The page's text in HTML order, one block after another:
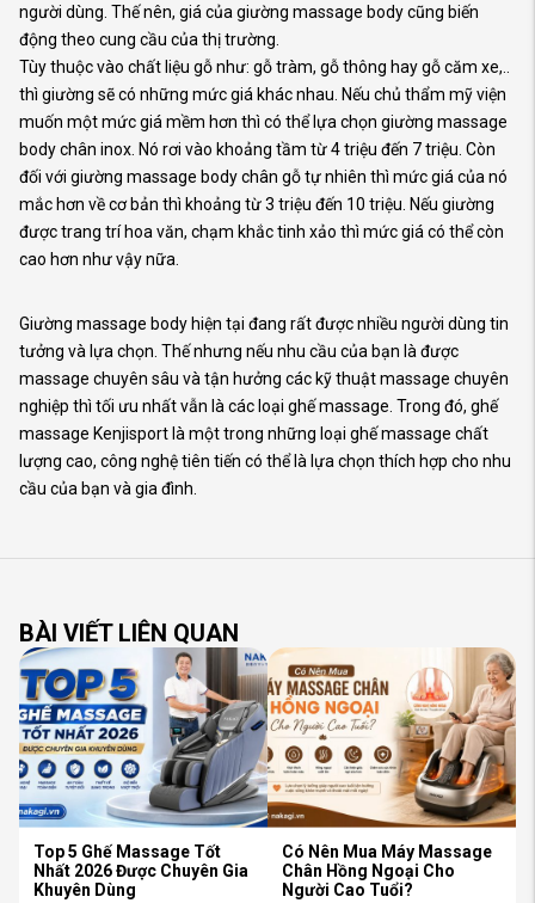
người dùng. Thế nên, giá của giường massage body cũng biến
động theo cung cầu của thị trường.
Tùy thuộc vào chất liệu gỗ như: gỗ tràm, gỗ thông hay gỗ căm xe,..
thì giường sẽ có những mức giá khác nhau. Nếu chủ thẩm mỹ viện
muốn một mức giá mềm hơn thì có thể lựa chọn giường massage
body chân inox. Nó rơi vào khoảng tầm từ 4 triệu đến 7 triệu. Còn
đối với giường massage body chân gỗ tự nhiên thì mức giá của nó
mắc hơn về cơ bản thì khoảng từ 3 triệu đến 10 triệu. Nếu giường
được trang trí hoa văn, chạm khắc tinh xảo thì mức giá có thể còn
cao hơn như vậy nữa.
Giường massage body hiện tại đang rất được nhiều người dùng tin
tưởng và lựa chọn. Thế nhưng nếu nhu cầu của bạn là được
massage chuyên sâu và tận hưởng các kỹ thuật massage chuyên
nghiệp thì tối ưu nhất vẫn là các loại ghế massage. Trong đó, ghế
massage Kenjisport là một trong những loại ghế massage chất
lượng cao, công nghệ tiên tiến có thể là lựa chọn thích hợp cho nhu
cầu của bạn và gia đình.
BÀI VIẾT LIÊN QUAN
Top 5 Ghế Massage Tốt
Nhất 2026 Được Chuyên Gia
Khuyên Dùng
Có Nên Mua Máy Massage
Chân Hồng Ngoại Cho
Người Cao Tuổi?